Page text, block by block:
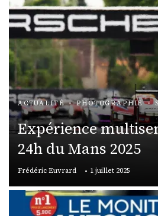
ACTUALITÉ PHOTOGRAPHIE
Expérience
24h du Mans 2025
Frédéric Euvrard 1 juillet 2025